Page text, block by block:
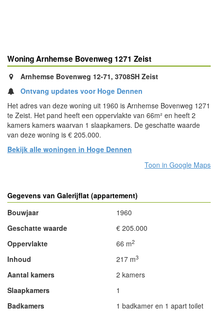
Woning Arnhemse Bovenweg 1271 Zeist
Arnhemse Bovenweg 12-71, 3708SH Zeist
Ontvang updates voor Hoge Dennen
Het adres van deze woning uit 1960 is Arnhemse Bovenweg 1271
te Zeist. Het pand heeft een oppervlakte van 66m² en heeft 2
kamers kamers waarvan 1 slaapkamers. De geschatte waarde
van deze woning is € 205.000.
Bekijk alle woningen in Hoge Dennen
Toon in Google Maps
Gegevens van Galerijflat (appartement)
Bouwjaar
1960
Geschatte waarde
€ 205.000
Oppervlakte
66 m2
Inhoud 217 m3
Aantal kamers
2 kamers
Slaapkamers
1
Badkamers
1 badkamer en 1 apart toilet